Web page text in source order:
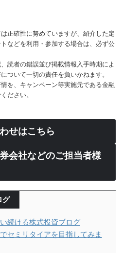
正確性に努めていますが、紹介した定
などを利用・参加する場合は、必ず公
読者の錯誤並び掲載情報入手時期によ
ついて一切の責任を負いかねます。
を、キャンペーン等実施元である金融
ださい。
せはこちら
会社などのご担当者様
グ
続ける株式投資ブログ
セミリタイアを目指してみま